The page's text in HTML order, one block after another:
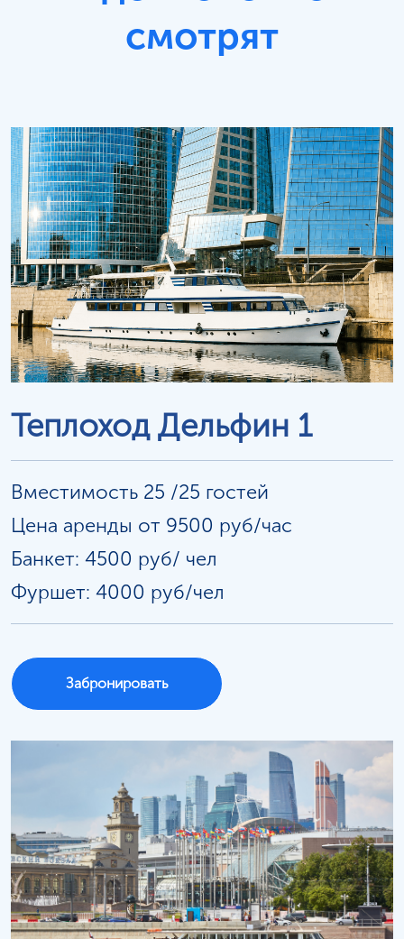
смотрят
Теплоход Дельфин 1
Вместимость 25 /25 гостей
Цена аренды от 9500 руб/час
Банкет: 4500 руб/ чел
Фуршет: 4000 руб/чел
Забронировать